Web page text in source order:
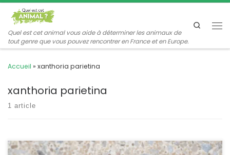
Passer au contenu
Quel est cet animal vous aide à déterminer les animaux de
tout genre que vous pouvez rencontrer en France et en Europe.
Search
Accueil » xanthoria parietina
xanthoria parietina
1 article